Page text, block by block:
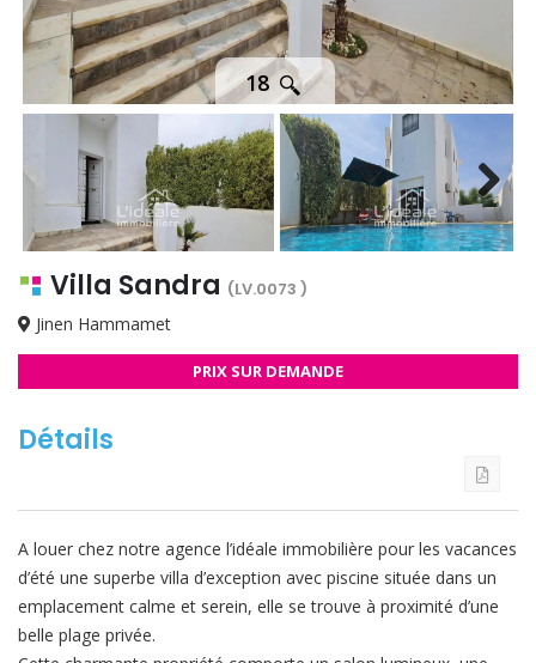
18
Next
Villa Sandra (LV.0073 )
Jinen Hammamet
PRIX SUR DEMANDE
Détails
A louer chez notre agence l’idéale immobilière pour les vacances
d’été une superbe villa d’exception avec piscine située dans un
emplacement calme et serein, elle se trouve à proximité d’une
belle plage privée.